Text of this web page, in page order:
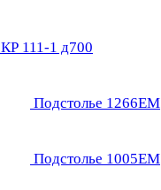
КР 111-1 д700
Подстолье 1266EM
Подстолье 1005EM